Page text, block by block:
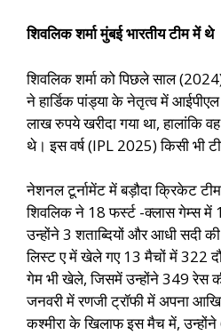
शिवलिक शर्मा मुंबई भारतीय टीम में थे
शिवलिक शर्मा को पिछले साल
ने हार्डिक पांड्या के नेतृत्व में
लाख रुपये खरीदा गया था,
थे। इस वर्ष (IPL 2025) किसी भी
नेशनल टूर्नामेंट में बड़ौदा क्रिकेट
शिवलिक ने 18 फर्स्ट -क्लास गेम्स में
उन्होंने 3 शताब्दियों और आधी सदी
लिस्ट ए में खेले गए 13 मैचों में 322
गेम भी खेले, जिसमें उन्होंने 349 रेस
जनवरी में रणजी ट्रॉफी में अपना
कश्मीरा के खिलाफ इस मैच में,